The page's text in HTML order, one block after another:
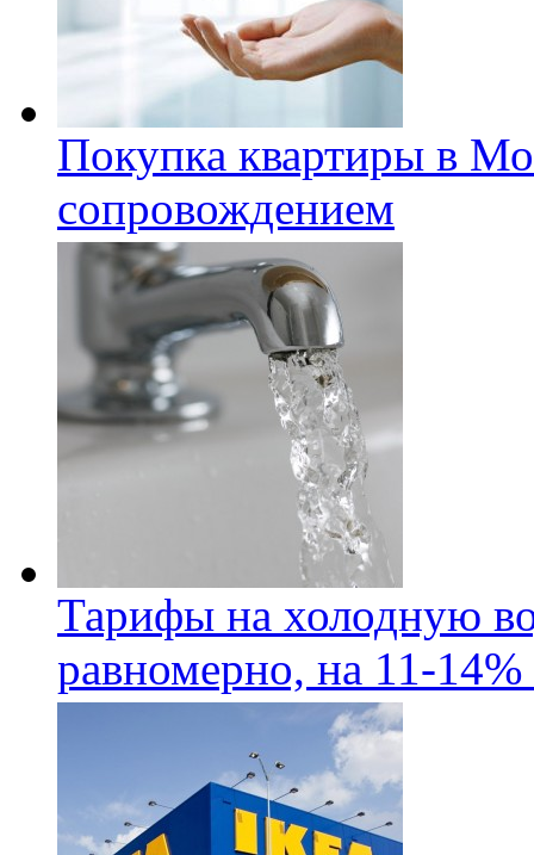
Покупка квартиры в
сопровождением
Тарифы на холодную
равномерно, на 11-14%